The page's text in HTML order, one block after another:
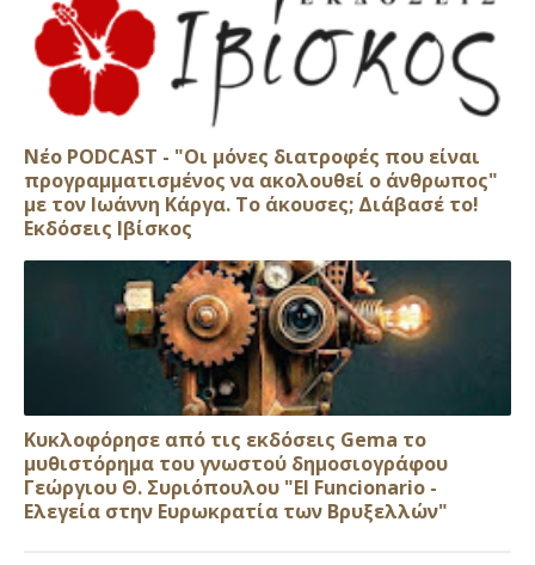
Νέο PODCAST - "Οι μόνες διατροφές που είναι
προγραμματισμένος να ακολουθεί ο άνθρωπος"
με τον Ιωάννη Κάργα. Το άκουσες; Διάβασέ το!
Εκδόσεις Ιβίσκος
Κυκλοφόρησε από τις εκδόσεις Gema το
μυθιστόρημα του γνωστού δημοσιογράφου
Γεώργιου Θ. Συριόπουλου "El Funcionario -
Ελεγεία στην Ευρωκρατία των Βρυξελλών"